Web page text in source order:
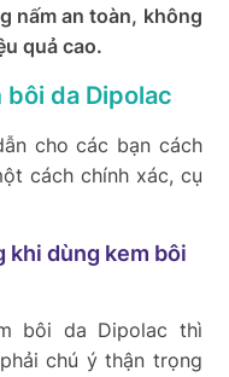
nấm an toàn, không
quả cao.
da Dipolac
cho các bạn cách
cách chính xác, cụ
khi dùng kem bôi
bôi da Dipolac thì
chú ý thận trọng